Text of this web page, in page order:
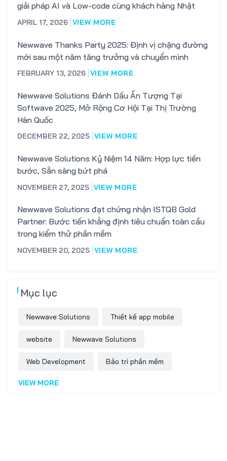
giải pháp AI và Low-code cùng khách hàng Nhật
APRIL 17, 2026 VIEW MORE
Newwave Thanks Party 2025: Định vị chặng đường
mới sau một năm tăng trưởng và chuyển mình
FEBRUARY 13, 2026 VIEW MORE
Newwave Solutions Đánh Dấu Ấn Tượng Tại
Softwave 2025, Mở Rộng Cơ Hội Tại Thị Trường
Hàn Quốc
DECEMBER 22, 2025 VIEW MORE
Newwave Solutions Kỷ Niệm 14 Năm: Hợp lực tiến
bước, Sẵn sàng bứt phá
NOVEMBER 27, 2025 VIEW MORE
Newwave Solutions đạt chứng nhận ISTQB Gold
Partner: Bước tiến khẳng định tiêu chuẩn toàn cầu
trong kiểm thử phần mềm
NOVEMBER 20, 2025 VIEW MORE
Mục lục
Newwave Solutions Thiết kế app mobile
website Newwave Solutions
Web Development Bảo trì phần mềm
Software Outsourcing
VIEW MORE